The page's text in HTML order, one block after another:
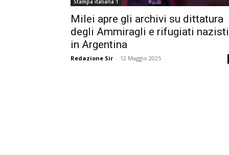
Stampa italiana 1
Milei apre gli archivi su dittatura
degli Ammiragli e rifugiati nazisti
in Argentina
Redazione Sir - 12 Maggio 2025